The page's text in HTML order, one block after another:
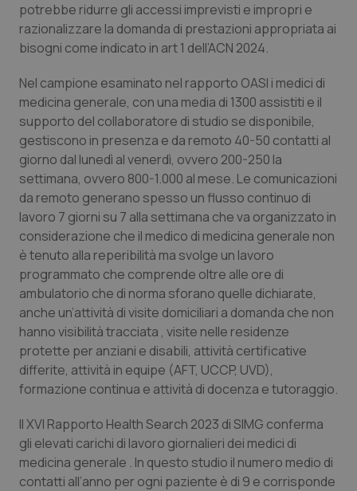
Provincia Autonoma di Trento
Puglia
Sardegna
Sicilia
Toscana
Umbria
Valle D’Aosta
Veneto
Ipertensione & Scompenso
Malattie rare
Malattia di Crohn & Rettocolite Ulcerosa
Neuroscienze & patologie neurodegenerative
Obesità
Oftalmologia
Oncodermatologia
Oncoematologia
Oncologia & Nutrizione
Psoriasi & pelle
Quotidiano Cardiologia
Quotidiano Chirurgia
potrebbe ridurre gli accessi imprevisti e impropri e
razionalizzare la domanda di prestazioni appropriata ai
bisogni come indicato in art 1 dell’ACN 2024.
Nel campione esaminato nel rapporto OASI i medici di
medicina generale, con una media di 1300 assistiti e il
supporto del collaboratore di studio se disponibile,
gestiscono in presenza e da remoto 40-50 contatti al
giorno dal lunedì al venerdì, ovvero 200-250 la
settimana, ovvero 800-1.000 al mese. Le comunicazioni
da remoto generano spesso un flusso continuo di
lavoro 7 giorni su 7 alla settimana che va organizzato in
considerazione che il medico di medicina generale non
è tenuto alla reperibilità ma svolge un lavoro
programmato che comprende oltre alle ore di
ambulatorio che di norma sforano quelle dichiarate,
anche un’attività di visite domiciliari a domanda che non
hanno visibilità tracciata , visite nelle residenze
protette per anziani e disabili, attività certificative
differite, attività in equipe (AFT, UCCP, UVD),
formazione continua e attività di docenza e tutoraggio.
Il XVI Rapporto Health Search 2023 di SIMG conferma
gli elevati carichi di lavoro giornalieri dei medici di
medicina generale . In questo studio il numero medio di
contatti all’anno per ogni paziente è di 9 e corrisponde